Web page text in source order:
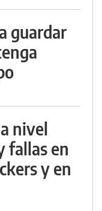
guardar
nivel
fallas en
y en